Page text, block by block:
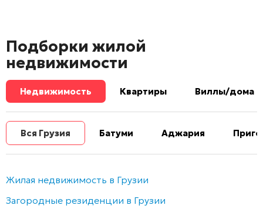
Подборки жилой
недвижимости
Недвижимость Квартиры Виллы/дома
Вся Грузия Батуми Аджария
Жилая недвижимость в Грузии
Загородные резиденции в Грузии